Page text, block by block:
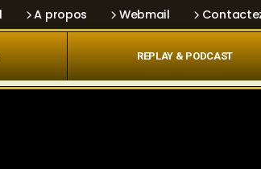
A propos Webmail
REPLAY & PODCAST